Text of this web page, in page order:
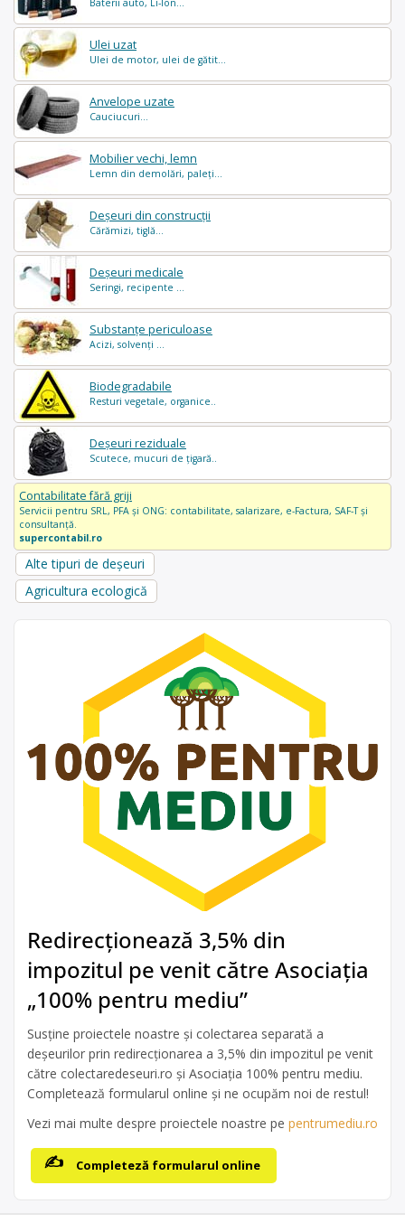
Ulei uzat
Ulei de motor, ulei de gătit...
Anvelope uzate
Cauciucuri...
Mobilier vechi, lemn
Lemn din demolări, paleți...
Deșeuri din construcții
Cărămizi, tiglă...
Deșeuri medicale
Seringi, recipente ...
Substanțe periculoase
Acizi, solvenți ...
Biodegradabile
Resturi vegetale, organice..
Deșeuri reziduale
Scutece, mucuri de țigară..
Contabilitate fără griji
Servicii pentru SRL, PFA și ONG: contabilitate, salarizare, e-Factura, SAF-T și
consultanță.
supercontabil.ro
Alte tipuri de deșeuri
Agricultura ecologică
Redirecționează 3,5% din
impozitul pe venit către Asociația
„100% pentru mediu”
Susține proiectele noastre și colectarea separată a
deșeurilor prin redirecționarea a 3,5% din impozitul pe venit
către colectaredeseuri.ro și Asociația 100% pentru mediu.
Completează formularul online și ne ocupăm noi de restul!
Vezi mai multe despre proiectele noastre pe pentrumediu.ro
Completeză formularul online